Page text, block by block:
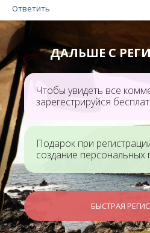
Ответить
ДАЛЬШЕ С
Чтобы увидеть все
зарегестрируйся
Подарок при
создание персональных
БЫСТРАЯ